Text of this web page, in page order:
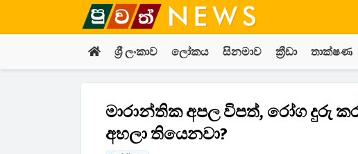
ශ්‍රී ලංකාව ලෝකය සිනමාව ක්‍රීඩා තාක්ෂණ
මාරාන්තික අපල විපත්, රෝග දුරු
අහලා තියෙනවා?